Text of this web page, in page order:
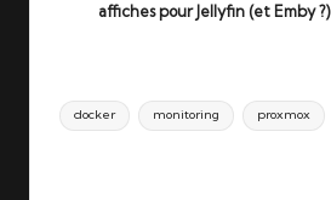
affiches pour Jellyfin (et Emby ?)
Tags:
docker monitoring proxmox